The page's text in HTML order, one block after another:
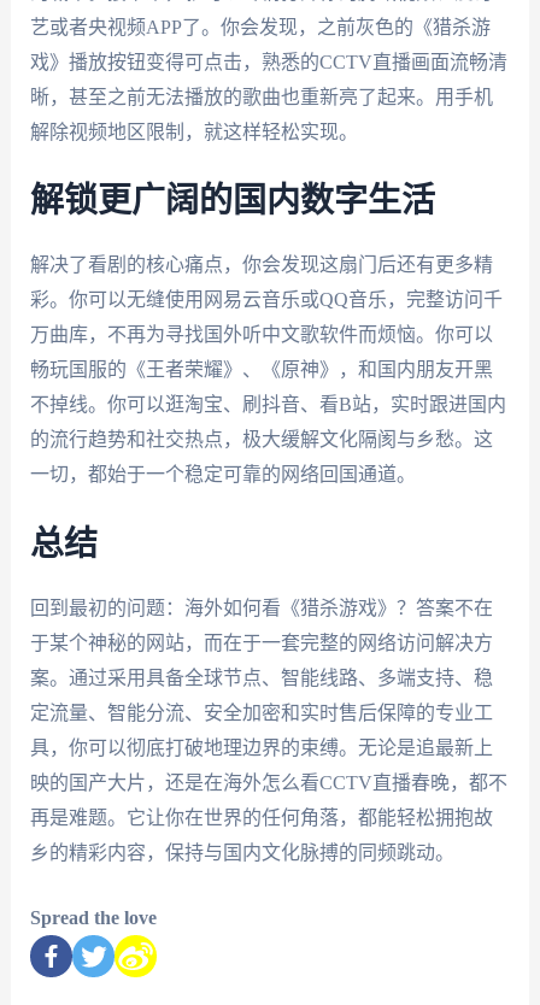
艺或者央视频APP了。你会发现，之前灰色的《猎杀游
戏》播放按钮变得可点击，熟悉的CCTV直播画面流畅清
晰，甚至之前无法播放的歌曲也重新亮了起来。用手机
解除视频地区限制，就这样轻松实现。
解锁更广阔的国内数字生活
解决了看剧的核心痛点，你会发现这扇门后还有更多精
彩。你可以无缝使用网易云音乐或QQ音乐，完整访问千
万曲库，不再为寻找国外听中文歌软件而烦恼。你可以
畅玩国服的《王者荣耀》、《原神》，和国内朋友开黑
不掉线。你可以逛淘宝、刷抖音、看B站，实时跟进国内
的流行趋势和社交热点，极大缓解文化隔阂与乡愁。这
一切，都始于一个稳定可靠的网络回国通道。
总结
回到最初的问题：海外如何看《猎杀游戏》？答案不在
于某个神秘的网站，而在于一套完整的网络访问解决方
案。通过采用具备全球节点、智能线路、多端支持、稳
定流量、智能分流、安全加密和实时售后保障的专业工
具，你可以彻底打破地理边界的束缚。无论是追最新上
映的国产大片，还是在海外怎么看CCTV直播春晚，都不
再是难题。它让你在世界的任何角落，都能轻松拥抱故
乡的精彩内容，保持与国内文化脉搏的同频跳动。
Spread the love